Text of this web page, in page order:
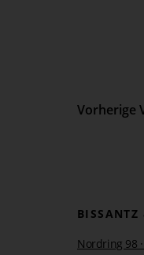
Vorherige
BISSANTZ
Nordring 98